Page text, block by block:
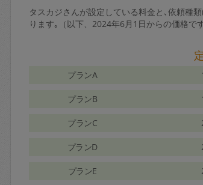
タスカジさんが設定している料金と､依頼種
ります｡（以下、2024年6月1日からの価格です
プランA
プランB
プランC
プランD
プランE